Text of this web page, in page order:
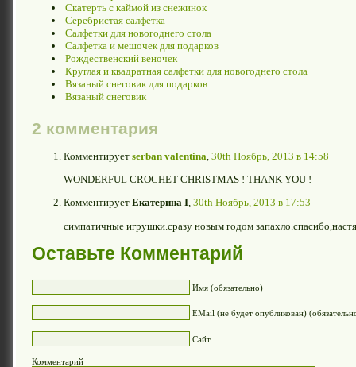
Скатерть с каймой из снежинок
Серебристая салфетка
Салфетки для новогоднего стола
Салфетка и мешочек для подарков
Рождественский веночек
Круглая и квадратная салфетки для новогоднего стола
Вязаный снеговик для подарков
Вязаный снеговик
2 комментария
Комментирует serban valentina 30th Ноябрь, 2013 в 14:58
WONDERFUL CROCHET CHRISTMAS ! THANK YOU !
Комментирует Екатерина I, 30th Ноябрь, 2013 в 17:53
симпатичные игрушки.сразу новым годом запахло.спасибо,настя
Оставьте Комментарий
Имя (обязательно)
EMail (не будет опубликован)
Сайт
Комментарий